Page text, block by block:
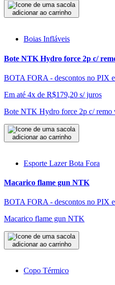
adicionar ao carrinho
Boias Infláveis
Bote NTK Hydro force 2p c/
BOTA FORA - descontos no PIX
Em até 4x de R$179,20 s/ juros
Bote NTK Hydro force 2p c/ remo
adicionar ao carrinho
Esporte Lazer Bota Fora
Macarico flame gun NTK
BOTA FORA - descontos no PIX
Macarico flame gun NTK
adicionar ao carrinho
Copo Térmico